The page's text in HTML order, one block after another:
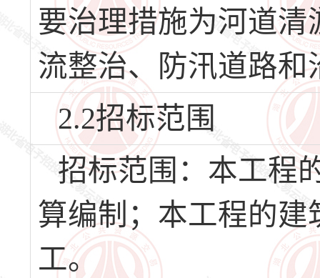
要治理措施为河道
流整治、防汛道路
2.2招标范围
招标范围：本工程
算编制；本工程的
工。